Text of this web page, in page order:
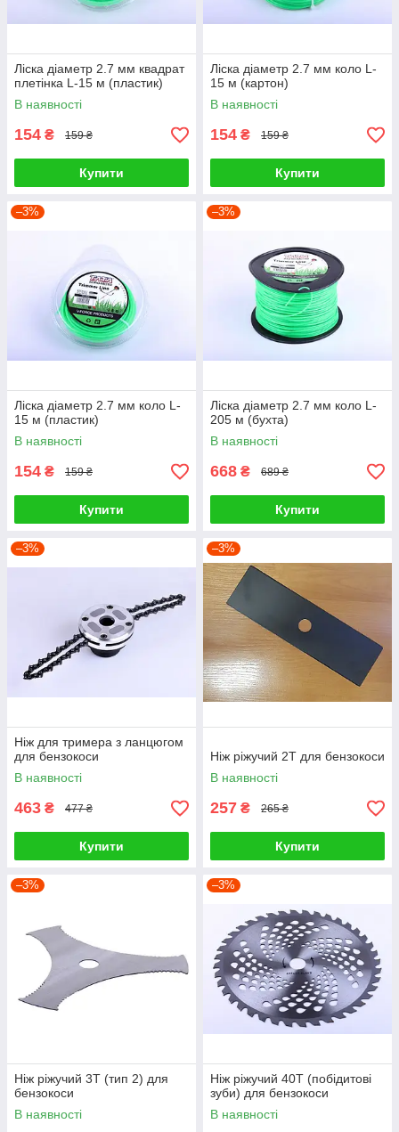
Ліска діаметр 2.7 мм квадрат
плетінка L-15 м (пластик)
В наявності
154 ₴ 159 ₴
Купити
Ліска діаметр 2.7 мм коло L-
15 м (картон)
В наявності
154 ₴ 159 ₴
Купити
–3%
Ліска діаметр 2.7 мм коло L-
15 м (пластик)
В наявності
154 ₴ 159 ₴
Купити
–3%
Ліска діаметр 2.7 мм коло L-
205 м (бухта)
В наявності
668 ₴ 689 ₴
Купити
–3%
Ніж для тримера з ланцюгом
для бензокоси
В наявності
463 ₴ 477 ₴
Купити
–3%
Ніж ріжучий 2Т для бензокоси
В наявності
257 ₴ 265 ₴
Купити
–3%
Ніж ріжучий 3Т (тип 2) для
бензокоси
В наявності
–3%
Ніж ріжучий 40Т (побідитові
зуби) для бензокоси
В наявності